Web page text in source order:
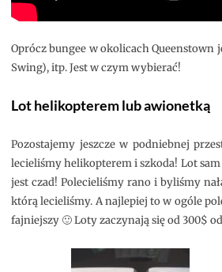
Oprócz bungee w okolicach
Swing), itp. Jest w czym wybierać!
Lot helikopterem lub awionetką
Pozostajemy jeszcze w podniebnej
lecieliśmy helikopterem i szkoda! Lot
jest czad! Polecieliśmy rano i byliśmy
którą lecieliśmy. A najlepiej to w ogóle
fajniejszy 🙂 Loty zaczynają się od 300$